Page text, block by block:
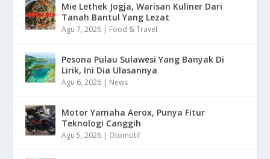
Mie Lethek Jogja, Warisan Kuliner Dari
Tanah Bantul Yang Lezat
Agu 7, 2026 | Food & Travel
Pesona Pulau Sulawesi Yang Banyak Di
Lirik, Ini Dia Ulasannya
Agu 6, 2026 | News
Motor Yamaha Aerox, Punya Fitur
Teknologi Canggih
Agu 5, 2026 | Otomotif